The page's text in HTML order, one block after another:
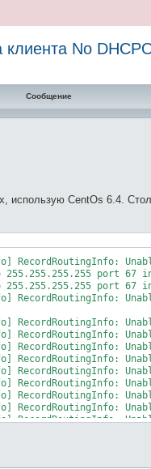
No
Сообщение
CentOs 6.4.
RecordRoutingInfo:
255.255.255.255 port 67
255.255.255.255 port 67
RecordRoutingInfo:
RecordRoutingInfo:
RecordRoutingInfo:
RecordRoutingInfo:
RecordRoutingInfo:
RecordRoutingInfo:
RecordRoutingInfo:
RecordRoutingInfo:
RecordRoutingInfo:
RecordRoutingInfo:
255.255.255.255 port 67